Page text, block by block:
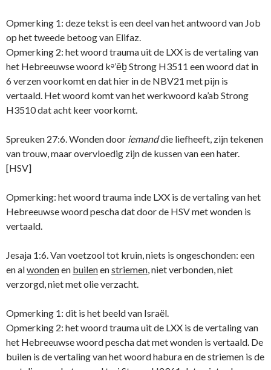
Opmerking 1: deze tekst is een deel van het antwoord van Job
op het tweede betoog van Elifaz.
Opmerking 2: het woord trauma uit de LXX is de vertaling van
het Hebreeuwse woord kᵊ’ēḇ Strong H3511 een woord dat in
6 verzen voorkomt en dat hier in de NBV21 met pijn is
vertaald. Het woord komt van het werkwoord ka’ab Strong
H3510 dat acht keer voorkomt.
Spreuken 27:6. Wonden door iemanddie liefheeft, zijn tekenen
van trouw, maar overvloedig zijn de kussen van een hater.
[HSV]
Opmerking: het woord trauma inde LXX is de vertaling van het
Hebreeuwse woord pescha dat door de HSV met wonden is
vertaald.
Jesaja 1:6. Van voetzool tot kruin, niets is ongeschonden: een
en alwondenen builenenstriemen, niet verbonden, niet
verzorgd, niet met olie verzacht.
Opmerking 1: dit is het beeld van Israël.
Opmerking 2: het woord trauma uit de LXX is de vertaling van
het Hebreeuwse woord pescha dat met wonden is vertaald. De
builen is de vertaling van het woord habura en de striemen is de